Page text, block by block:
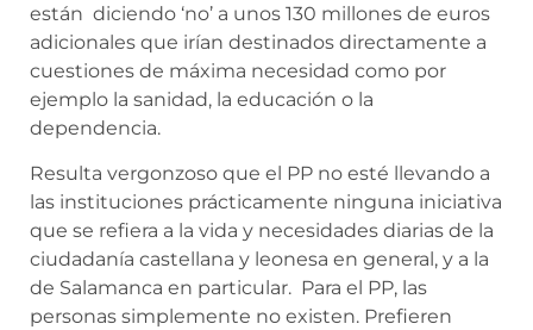
están diciendo ‘no’ a unos 130 millones de euros
adicionales que irían destinados directamente a
cuestiones de máxima necesidad como por
ejemplo la sanidad, la educación o la
dependencia.
Resulta vergonzoso que el PP no esté llevando a
las instituciones prácticamente ninguna iniciativa
que se refiera a la vida y necesidades diarias de la
ciudadanía castellana y leonesa en general, y a la
de Salamanca en particular. Para el PP, las
personas simplemente no existen. Prefieren